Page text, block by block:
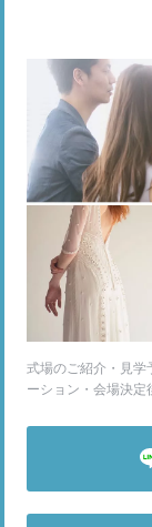
式場のご紹介・見学
ーション・会場決定